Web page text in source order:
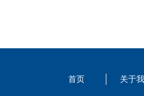
首页 关于